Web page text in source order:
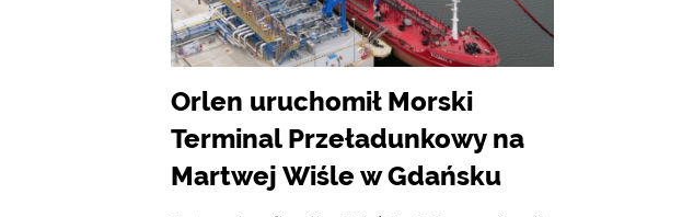
Orlen uruchomił Morski
Terminal Przeładunkowy na
Martwej Wiśle w Gdańsku